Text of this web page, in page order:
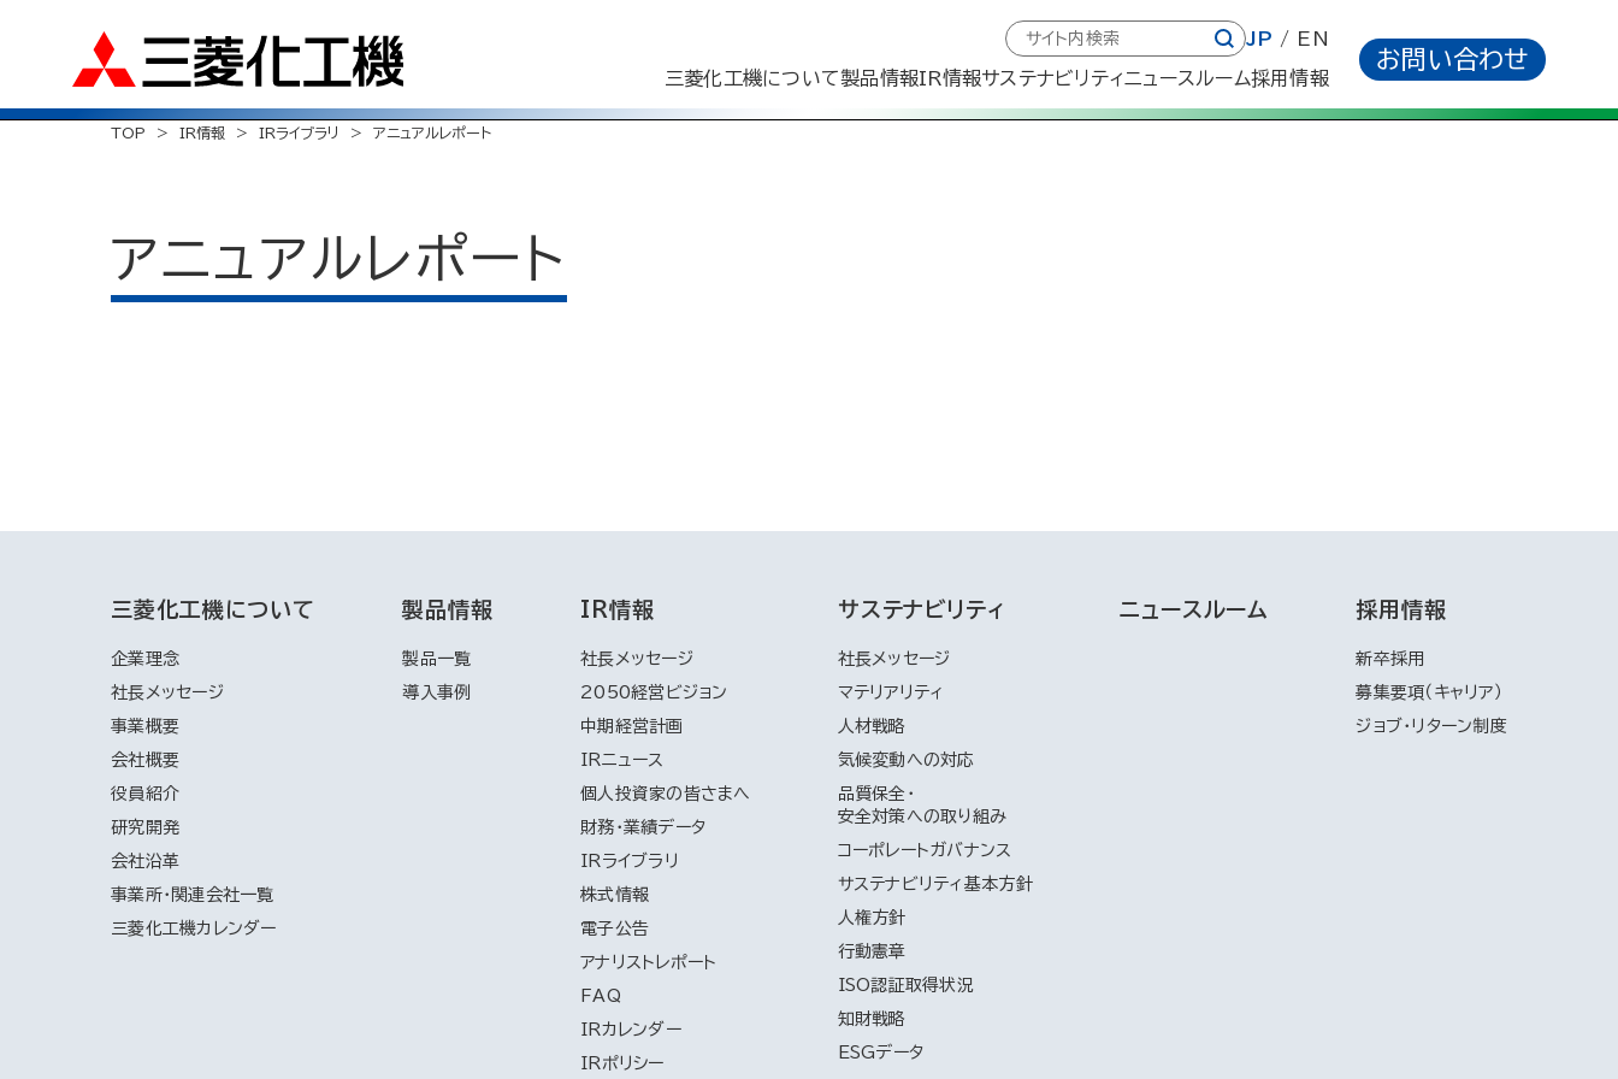
JP EN
三菱化工機について製品情報IR情報サステナビリティ ニュースルーム採用情報
お問い合わせ
TOP IR情報 IRライブラリ アニュアルレポート
アニュアルレポート
三菱化工機について
企業理念
社長メッセージ
事業概要
会社概要
役員紹介
研究開発
会社沿革
事業所・関連会社一覧
三菱化工機カレンダー
製品情報
製品一覧
導入事例
IR情報
社長メッセージ
2050経営ビジョン
中期経営計画
IRニュース
個人投資家の皆さまへ
財務・業績データ
IRライブラリ
株式情報
電子公告
アナリストレポート
FAQ
IRカレンダー
IRポリシー
サステナビリティ
社長メッセージ
マテリアリティ
人材戦略
気候変動への対応
品質保全・
安全対策への取り組み
コーポレートガバナンス
サステナビリティ基本方針
人権方針
行動憲章
ISO認証取得状況
知財戦略
ESGデータ
ニュースルーム 採用情報
新卒採用
募集要項（キャリア）
ジョブ・リターン制度